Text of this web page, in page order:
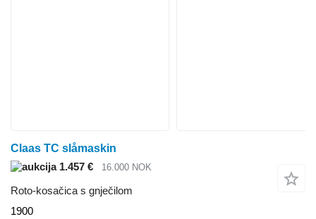
Claas TC slåmaskin
1.457 €
16.000 NOK
Roto-kosačica s gnječilom
1900